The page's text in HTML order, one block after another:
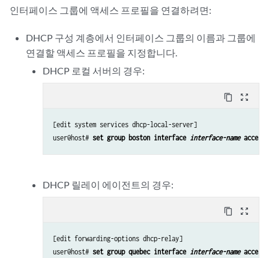
인터페이스 그룹에 액세스 프로필을 연결하려면:
DHCP 구성 계층에서 인터페이스 그룹의 이름과 그룹에
연결할 액세스 프로필을 지정합니다.
DHCP 로컬 서버의 경우:
content_copy zoom_out_map
[edit system services dhcp-local-server]
user@host# set group boston interface interface-name
DHCP 릴레이 에이전트의 경우:
content_copy zoom_out_map
[edit forwarding-options dhcp-relay]
user@host# set group quebec interface interface-name